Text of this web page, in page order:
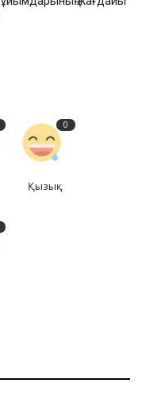
0
Қызық